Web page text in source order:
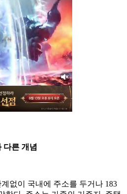
다른 개념
없이 국내에 주소를 두거나 183